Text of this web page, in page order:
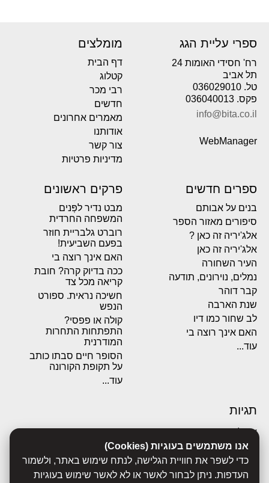
אנו משתמשים בעוגיות (Cookies)
כדי לשפר את חוויית הגלישה, לנתח שימוש באתר, ולשמור
העדפות. ניתן לבחור לאשר או לא לאשר שימוש בעוגיות
ספרי עליית הגג
רח' חסידי האומות 24
תל אביב
טל. 036029010
פקס. 036040013
info@bita.co.il
WebManager
מומלצים
דף הבית
קטלוג
רבי מכר
חדשים
מאמרים אחרונים
אודותנו
צור קשר
מדיניות פרטיות
ספרים חדשים
בנים על אבותם
סיפורים מאזור הספר
אלג'יריה זה כאן ?
אלג'יריה זה כאן
העיר השחורה
נמלים, נוירונים, תודעה
קבר דוהר
שנת הארבה
לב שחור כמו דיו
האם אינך רוצה בי
עוד...
פרקים ראשונים
מבט נדיר לפְּנים
המשפחה החרדית
רוברט גלבריית חוזר
בפעם השביעית!
האם אינך רוצה בי
ככה בדיוק קרה? חובת
קריאה מכל צד
חשיכה נראית. ספורט
הנפש
קולה או פפסי?
התפתחות התחרות
המודרנית
הסופר חיים סבתו כותב
על תקופת הקורונה
עוד...
תגיות
אבולוציה
אכסדרה
אנשים
ביוגרפיות